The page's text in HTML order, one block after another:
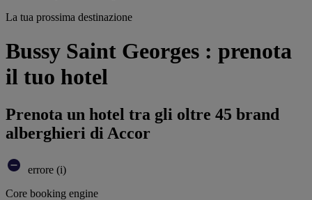
La tua prossima destinazione
Bussy Saint Georges : prenota
il tuo hotel
Prenota un hotel tra gli oltre 45 brand
alberghieri di Accor
errore (i)
Core booking engine